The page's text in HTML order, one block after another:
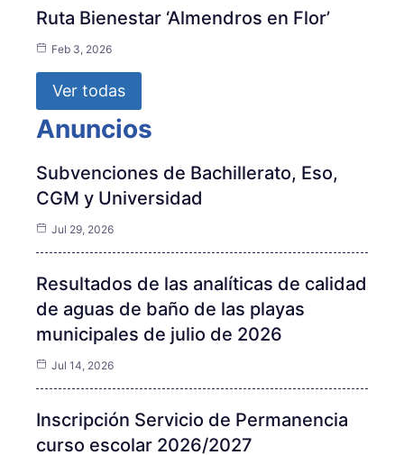
Ruta Bienestar ‘Almendros en Flor’
Feb 3, 2026
Ver todas
Anuncios
Subvenciones de Bachillerato, Eso,
CGM y Universidad
Jul 29, 2026
Resultados de las analíticas de calidad
de aguas de baño de las playas
municipales de julio de 2026
Jul 14, 2026
Inscripción Servicio de Permanencia
curso escolar 2026/2027